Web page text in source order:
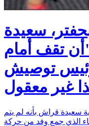
سعيدة
تقف أمام
توصيش
سعيدة قراش بأنه لم يتم